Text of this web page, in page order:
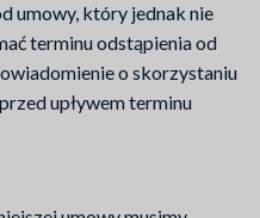
umowy, który jednak nie
terminu odstąpienia od
o skorzystaniu
upływem terminu